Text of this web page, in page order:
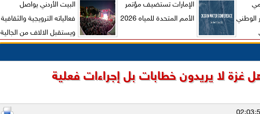
الوطني
الإمارات تستضيف مؤتمر
الأمم المتحدة للمياه 2026
البيت الأردني يواصل
فعالياته الترويجية والثقافية
ويستقبل الالاف من الجالية
غزة لا يريدون خطابات بل إجراءات فعلية